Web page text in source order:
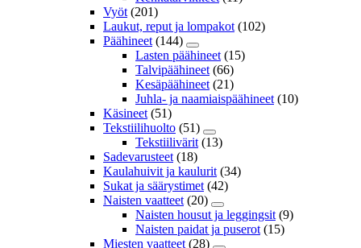
Vyöt (201)
Laukut, reput ja lompakot (102)
Päähineet (144)
Lasten päähineet (15)
Talvipäähineet (66)
Kesäpäähineet (21)
Juhla- ja naamiaispäähineet (10)
Käsineet (51)
Tekstiilihuolto (51)
Tekstiilivärit (13)
Sadevarusteet (18)
Kaulahuivit ja kaulurit (34)
Sukat ja säärystimet (42)
Naisten vaatteet (20)
Naisten housut ja leggingsit (9)
Naisten paidat ja puserot (15)
Miesten vaatteet (28)